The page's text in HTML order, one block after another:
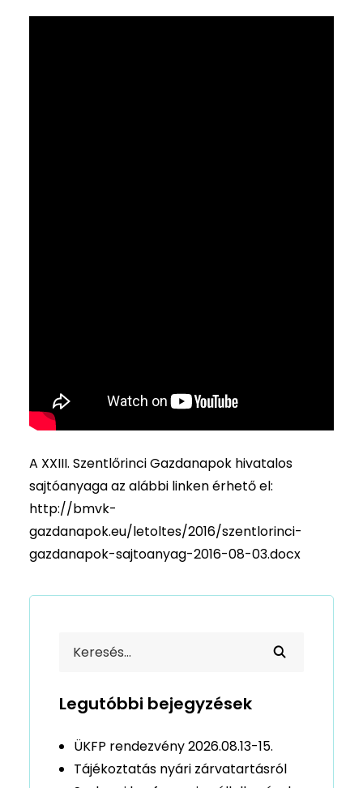
A XXIII. Szentlőrinci Gazdanapok hivatalos
sajtóanyaga az alábbi linken érhető el:
http://bmvk-
gazdanapok.eu/letoltes/2016/szentlorinci-
gazdanapok-sajtoanyag-2016-08-03.docx
Legutóbbi bejegyzések
ÜKFP rendezvény 2026.08.13-15.
Tájékoztatás nyári zárvatartásról